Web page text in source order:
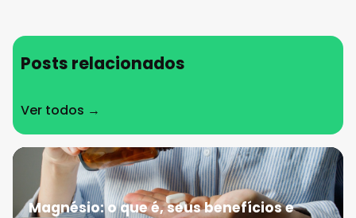
Posts relacionados
Ver todos →
Magnésio: o que é, seus benefícios e